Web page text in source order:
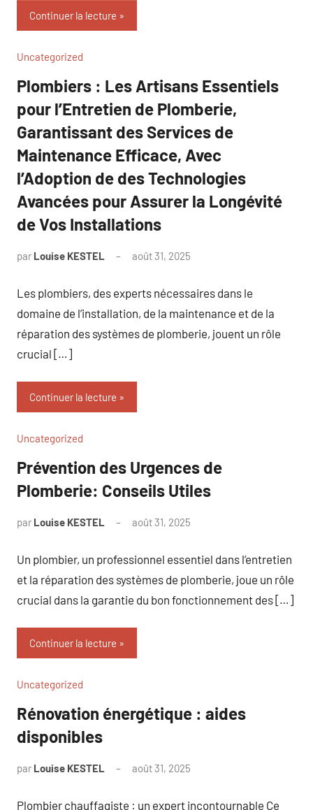
Continuer la lecture
Uncategorized
Plombiers : Les Artisans Essentiels
pour l’Entretien de Plomberie,
Garantissant des Services de
Maintenance Efficace, Avec
l’Adoption de des Technologies
Avancées pour Assurer la Longévité
de Vos Installations
par Louise KESTEL août 31, 2025
Les plombiers, des experts nécessaires dans le
domaine de l’installation, de la maintenance et de la
réparation des systèmes de plomberie, jouent un rôle
crucial […]
Continuer la lecture
Uncategorized
Prévention des Urgences de
Plomberie: Conseils Utiles
par Louise KESTEL août 31, 2025
Un plombier, un professionnel essentiel dans l’entretien
et la réparation des systèmes de plomberie, joue un rôle
crucial dans la garantie du bon fonctionnement des […]
Continuer la lecture
Uncategorized
Rénovation énergétique : aides
disponibles
par Louise KESTEL août 31, 2025
Plombier chauffagiste : un expert incontournable Ce